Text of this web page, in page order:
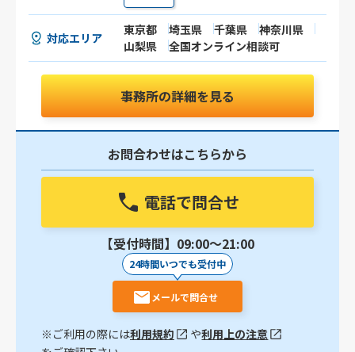
対応エリア
東京都 埼玉県 千葉県
神奈川県
山梨県
全国オンライン相談可
事務所の詳細を見る
お問合わせはこちらから
電話で問合せ
【受付時間】09:00〜21:00
24時間いつでも受付中
メールで問合せ
※ご利用の際には利用規約 や利用上の注意